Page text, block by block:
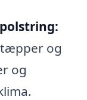
og
og